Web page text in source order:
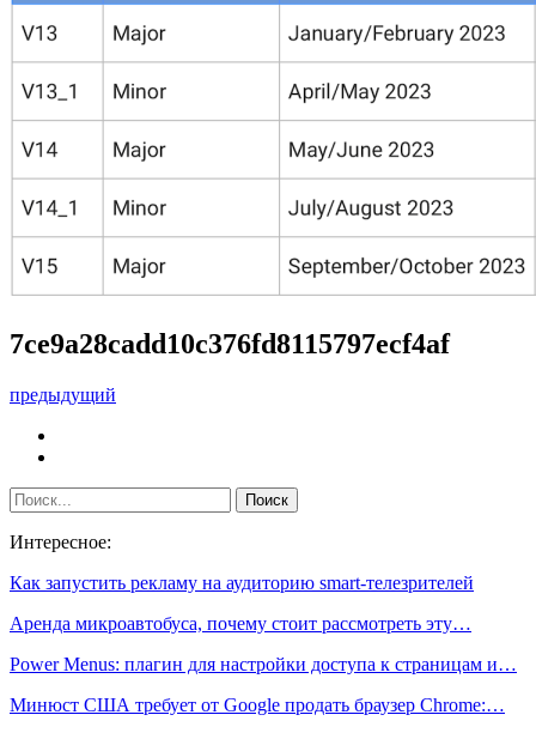
7ce9a28cadd10c376fd8115797ecf4af
предыдущий
Интересное:
Как запустить рекламу на аудиторию smart-телезрителей
Аренда микроавтобуса, почему стоит рассмотреть эту…
Power Menus: плагин для настройки доступа к страницам и…
Минюст США требует от Google продать браузер Chrome:…